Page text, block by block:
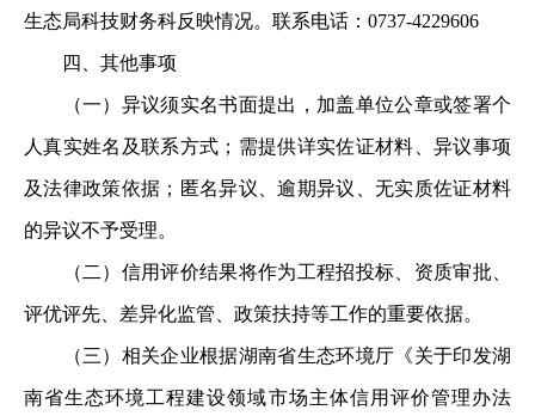
生态局科技财务科反映情况。联系电话：0737-4229606
四、其他事项
（一）异议须实名书面提出，加盖单位公章或签署个
人真实姓名及联系方式；需提供详实佐证材料、异议事项
及法律政策依据；匿名异议、逾期异议、无实质佐证材料
的异议不予受理。
（二）信用评价结果将作为工程招投标、资质审批、
评优评先、差异化监管、政策扶持等工作的重要依据。
（三）相关企业根据湖南省生态环境厅《关于印发湖
南省生态环境工程建设领域市场主体信用评价管理办法